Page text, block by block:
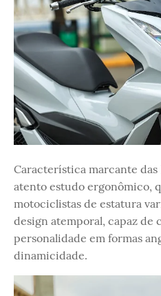
Característica marcante das
atento estudo ergonômico,
motociclistas de estatura
design atemporal, capaz de
personalidade em formas
dinamicidade.